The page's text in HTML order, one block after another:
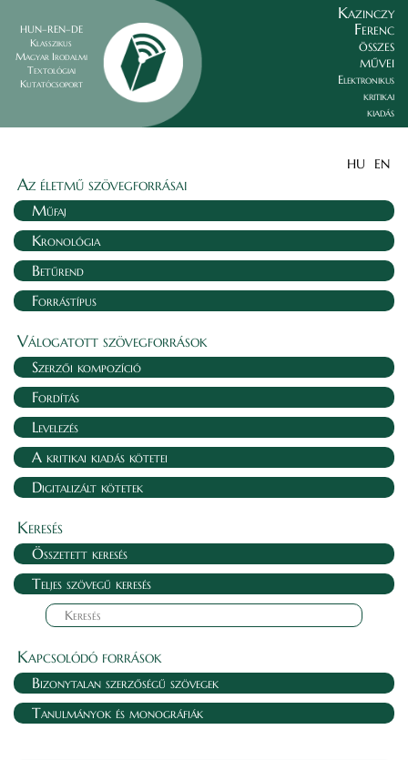
HUN–REN–DE
Klasszikus
Magyar Irodalmi
Textológiai
Kutatócsoport
Kazinczy
Ferenc
összes
művei
Elektronikus
kritikai
kiadás
HU EN
Az életmű szövegforrásai
Műfaj
Kronológia
Betűrend
Forrástípus
Válogatott szövegforrások
Szerzői kompozíció
Fordítás
Levelezés
A kritikai kiadás kötetei
Digitalizált kötetek
Keresés
Összetett keresés
Teljes szövegű keresés
Kapcsolódó források
Bizonytalan szerzőségű szövegek
Tanulmányok és monográfiák